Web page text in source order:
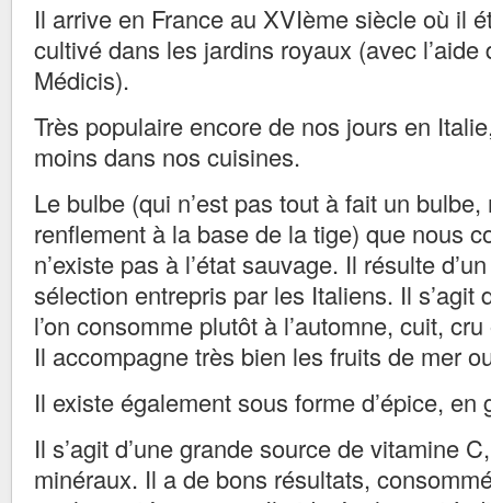
Il arrive en France au XVIème siècle où il
cultivé dans les jardins royaux (avec l’aide
Médicis).
Très populaire encore de nos jours en
moins dans nos cuisines.
Le bulbe (qui n’est pas tout à fait un
renflement à la base de la tige) que nous
n’existe pas à l’état sauvage. Il résulte
sélection entrepris par les Italiens. Il s’agit
l’on consomme plutôt à l’automne, cuit,
Il accompagne très bien les fruits de mer
Il existe également sous forme d’épice, en
Il s’agit d’une grande source de vitamine
minéraux. Il a de bons résultats,